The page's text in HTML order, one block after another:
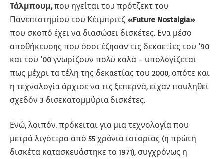
Τάλμπουμ,που ηγείται του πρότζεκτ του
Πανεπιστημίου του Κέιμπριτζ «Future Nostalgia»
που σκοπό έχει να διασώσει δισκέτες. Ενα μέσο
αποθήκευσης που όσοι έζησαν τις δεκαετίες του ’90
και του ’00 γνωρίζουν πολύ καλά – υπολογίζεται
πως μέχρι τα τέλη της δεκαετίας του 2000, οπότε και
η τεχνολογία άρχισε να τις ξεπερνά, είχαν πουληθεί
σχεδόν 3 δισεκατομμύρια δισκέτες.
Ενώ, λοιπόν, πρόκειται για μια τεχνολογία που
μετρά λιγότερα από 55 χρόνια ιστορίας (η πρώτη
δισκέτα κατασκευάστηκε το 1971), συγχρόνως η